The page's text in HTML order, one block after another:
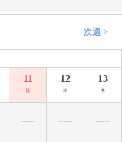
次週 >
11
祝
12
水
13
木